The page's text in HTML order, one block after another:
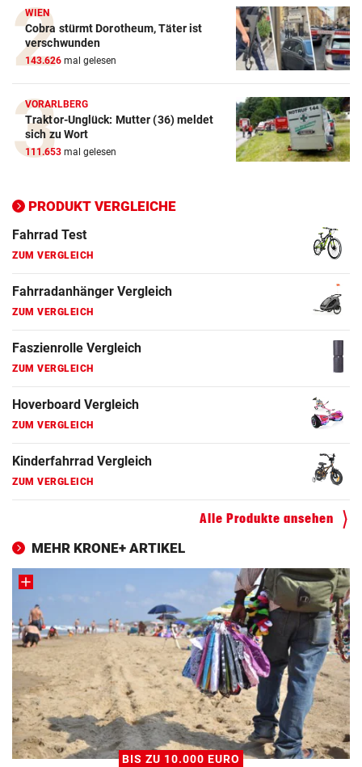
WIEN
Cobra stürmt Dorotheum, Täter ist
verschwunden
143.626 mal gelesen
VORARLBERG
Traktor-Unglück: Mutter (36) meldet
sich zu Wort
111.653 mal gelesen
PRODUKT VERGLEICHE
Crosstrainer Vergleich
ZUM VERGLEICH
E-Bike Vergleich
ZUM VERGLEICH
Elektro-Scooter Vergleich
ZUM VERGLEICH
ZUM VERGLEICH
Fahrrad Test
ZUM VERGLEICH
Fahrradanhänger Vergleich
ZUM VERGLEICH
Faszienrolle Vergleich
ZUM VERGLEICH
Hoverboard Vergleich
ZUM VERGLEICH
Kinderfahrrad Vergleich
ZUM VERGLEICH
Alle Produkte ansehen
MEHR KRONE+ ARTIKEL
BIS ZU 10.000 EURO